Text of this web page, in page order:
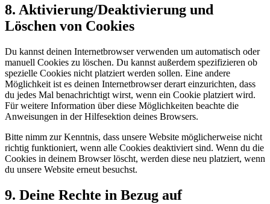
8. Aktivierung/Deaktivierung und
Löschen von Cookies
Du kannst deinen Internetbrowser verwenden um automatisch oder
manuell Cookies zu löschen. Du kannst außerdem spezifizieren ob
spezielle Cookies nicht platziert werden sollen. Eine andere
Möglichkeit ist es deinen Internetbrowser derart einzurichten, dass
du jedes Mal benachrichtigt wirst, wenn ein Cookie platziert wird.
Für weitere Information über diese Möglichkeiten beachte die
Anweisungen in der Hilfesektion deines Browsers.
Bitte nimm zur Kenntnis, dass unsere Website möglicherweise nicht
richtig funktioniert, wenn alle Cookies deaktiviert sind. Wenn du die
Cookies in deinem Browser löscht, werden diese neu platziert, wenn
du unsere Website erneut besuchst.
9. Deine Rechte in Bezug auf